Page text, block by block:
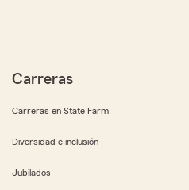
Carreras
Carreras en State Farm
Diversidad e inclusión
Jubilados